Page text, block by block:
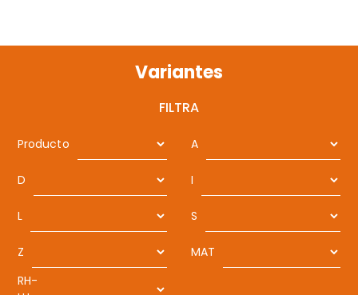
Variantes
FILTRA
Producto A
D I
L S
Z
MAT
RH-